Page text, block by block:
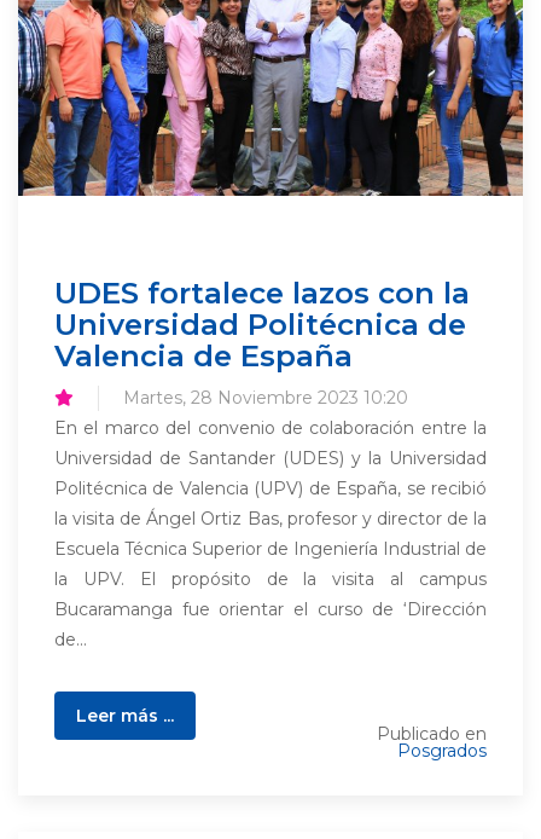
UDES fortalece lazos con la
Universidad Politécnica de
Valencia de España
Martes, 28 Noviembre 2023 10:20
En el marco del convenio de colaboración entre la
Universidad de Santander (UDES) y la Universidad
Politécnica de Valencia (UPV) de España, se recibió
la visita de Ángel Ortiz Bas, profesor y director de la
Escuela Técnica Superior de Ingeniería Industrial de
la UPV. El propósito de la visita al campus
Bucaramanga fue orientar el curso de ‘Dirección
de...
Leer más ...
Publicado en
Posgrados